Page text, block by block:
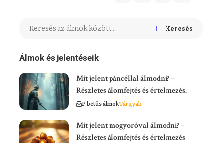
Keresés
Álmok és jelentéseik
Mit jelent páncéllal álmodni? –
Részletes álomfejtés és értelmezés.
P betűs álmokTárgyak
Mit jelent mogyoróval álmodni? –
Részletes álomfejtés és értelmezés